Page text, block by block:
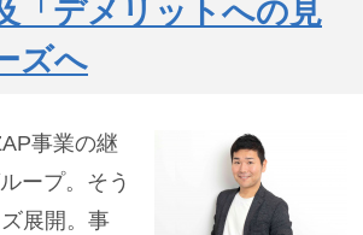
「デメリットへの見
ズへ
事業の継
ープ。そう
展開。事